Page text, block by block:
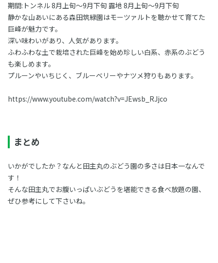
期間:トンネル 8月上旬〜9月下旬 露地 8月上旬〜9月下旬
静かな山あいにある森田筑緑園はモーツァルトを聴かせて育てた
巨峰が魅力です。
深い味わいがあり、人気があります。
ふわふわな土で栽培された巨峰を始め珍しい白系、赤系のぶどう
も楽しめます。
プルーンやいちじく、ブルーベリーやナツメ狩りもあります。
https://www.youtube.com/watch?v=JEwsb_RJjco
まとめ
いかがでしたか？なんと田主丸のぶどう園の多さは日本一なんで
す！
そんな田主丸でお腹いっぱいぶどうを堪能できる食べ放題の園、
ぜひ参考にして下さいね。